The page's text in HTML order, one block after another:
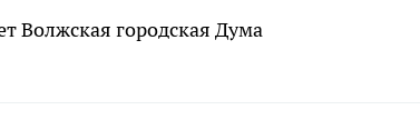
Волжская городская Дума